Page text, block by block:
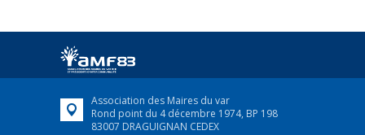
Afin d’accompagner au mieux les réfugiés
FEUILLETER
Association des Maires du var
Rond point du 4 décembre 1974, BP 198
83007 DRAGUIGNAN CEDEX